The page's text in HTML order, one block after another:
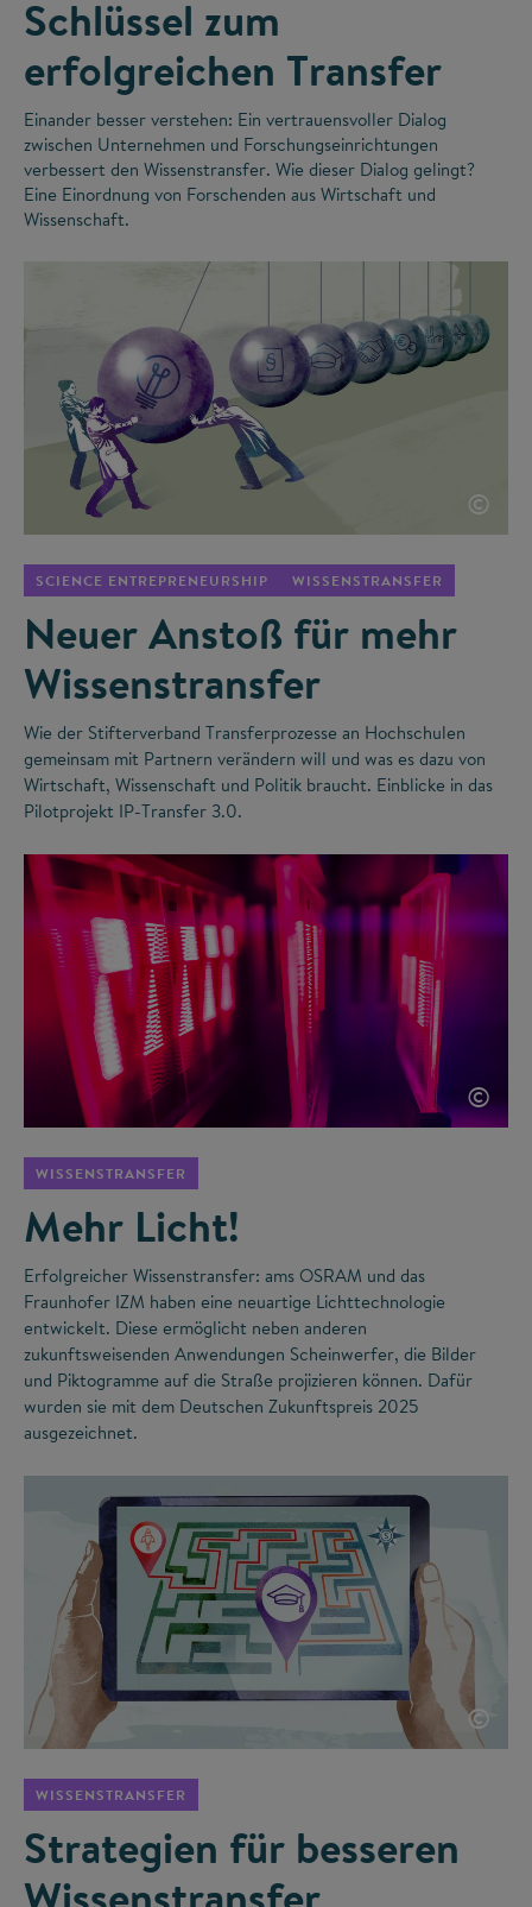
Schlüssel zum
erfolgreichen Transfer
Einander besser verstehen: Ein vertrauensvoller Dialog
zwischen Unternehmen und Forschungseinrichtungen
verbessert den Wissenstransfer. Wie dieser Dialog gelingt?
Eine Einordnung von Forschenden aus Wirtschaft und
Wissenschaft.
©
SCIENCE ENTREPRENEURSHIP WISSENSTRANSFER
Neuer Anstoß für mehr
Wissenstransfer
Wie der Stifterverband Transferprozesse an Hochschulen
gemeinsam mit Partnern verändern will und was es dazu von
Wirtschaft, Wissenschaft und Politik braucht. Einblicke in das
Pilotprojekt IP-Transfer 3.0.
©
WISSENSTRANSFER
Mehr Licht!
Erfolgreicher Wissenstransfer: ams OSRAM und das
Fraunhofer IZM haben eine neuartige Lichttechnologie
entwickelt. Diese ermöglicht neben anderen
zukunftsweisenden Anwendungen Scheinwerfer, die Bilder
und Piktogramme auf die Straße projizieren können. Dafür
wurden sie mit dem Deutschen Zukunftspreis 2025
ausgezeichnet.
©
WISSENSTRANSFER
Strategien für besseren